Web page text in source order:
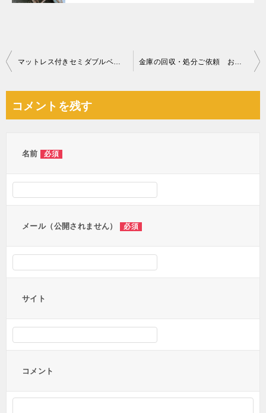
投
ビ
マットレス付きセミダブルベッドの回収・処分ご依頼 お客様の声 金庫の回収・処分ご依頼 お客様の声
コメントを残す
名前 必須
メール（公開されません） 必須
サイト
コメント